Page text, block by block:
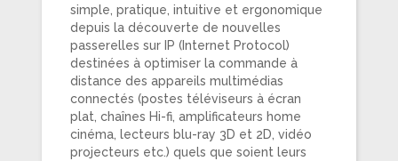
simple, pratique, intuitive et ergonomique
depuis la découverte de nouvelles
passerelles sur IP (Internet Protocol)
destinées à optimiser la commande à
distance des appareils multimédias
connectés (postes téléviseurs à écran
plat, chaînes Hi-fi, amplificateurs home
cinéma, lecteurs blu-ray 3D et 2D, vidéo
projecteurs etc.) quels que soient leurs